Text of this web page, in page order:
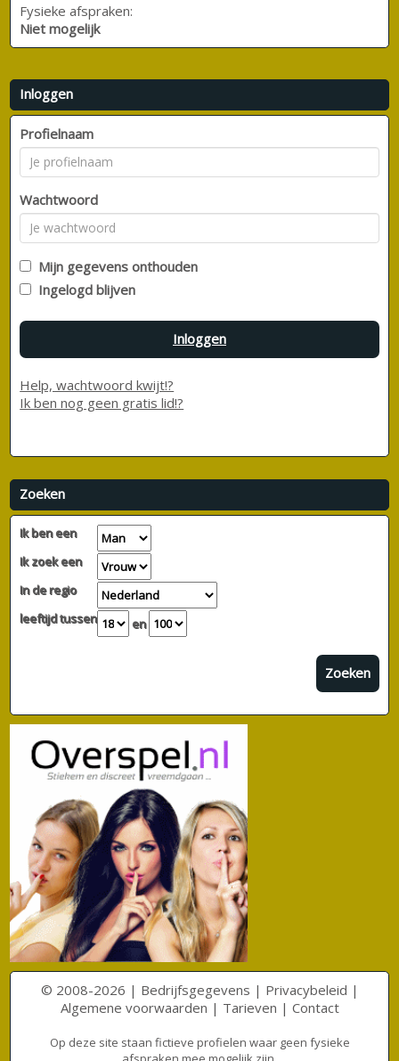
Fysieke afspraken:
Niet mogelijk
Inloggen
Profielnaam
Wachtwoord
Mijn gegevens onthouden
Ingelogd blijven
Inloggen
Help, wachtwoord kwijt!?
Ik ben nog geen gratis lid!?
Zoeken
Ik ben een
Ik zoek een
In de regio
leeftijd tussen
en
Zoeken
© 2008-2026 | Bedrijfsgegevens | Privacybeleid |
Algemene voorwaarden | Tarieven | Contact
Op deze site staan fictieve profielen waar geen fysieke